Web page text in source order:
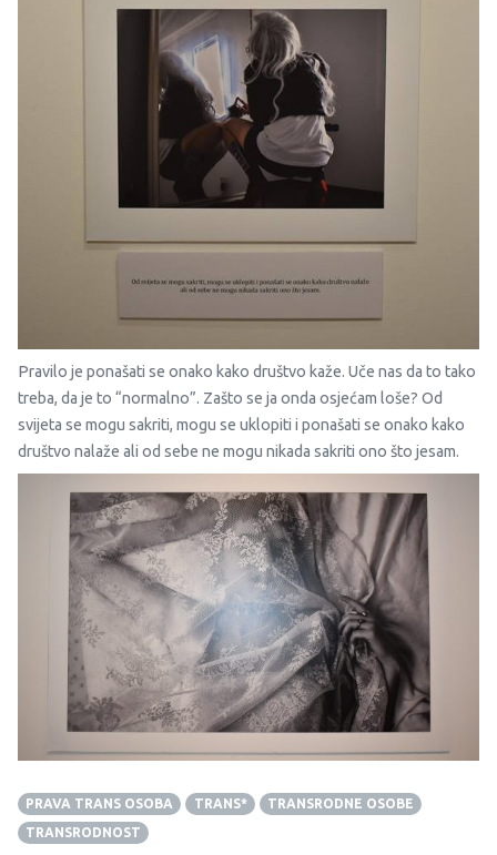
Pravilo je ponašati se onako kako društvo kaže. Uče nas da to tako
treba, da je to “normalno”. Zašto se ja onda osjećam loše? Od
svijeta se mogu sakriti, mogu se uklopiti i ponašati se onako kako
društvo nalaže ali od sebe ne mogu nikada sakriti ono što jesam.
PRAVA TRANS OSOBA TRANS*
TRANSRODNE OSOBE
TRANSRODNOST